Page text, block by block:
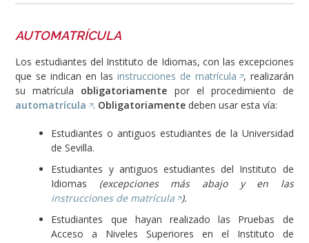
AUTOMATRÍCULA
Los estudiantes del Instituto de Idiomas, con las excepciones
que se indican en las instrucciones de matrícula , realizarán
su matrícula obligatoriamente por el procedimiento de
automatrícula
. Obligatoriamentedeben usar esta vía:
Estudiantes o antiguos estudiantes de la Universidad
de Sevilla.
Estudiantes y antiguos estudiantes del Instituto de
Idiomas
(excepciones más abajo y en las
instrucciones de matrícula
).
Estudiantes que hayan realizado las Pruebas de
Acceso a Niveles Superiores en el Instituto de